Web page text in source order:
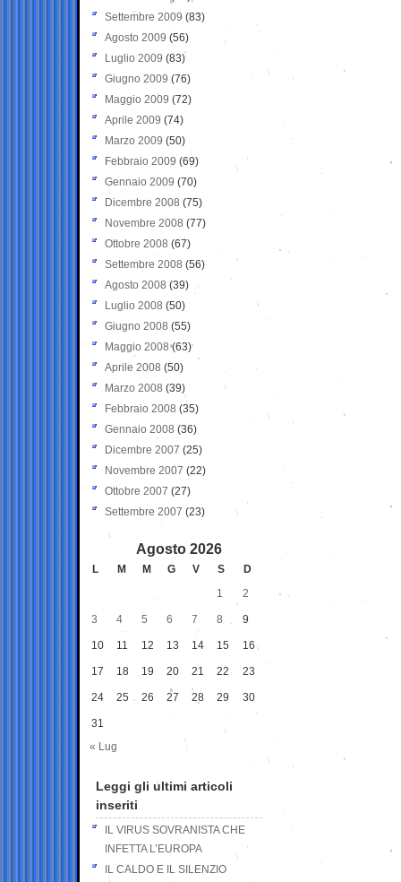
Settembre 2009 (83)
Agosto 2009 (56)
Luglio 2009 (83)
Giugno 2009 (76)
Maggio 2009 (72)
Aprile 2009 (74)
Marzo 2009 (50)
Febbraio 2009 (69)
Gennaio 2009 (70)
Dicembre 2008 (75)
Novembre 2008 (77)
Ottobre 2008 (67)
Settembre 2008 (56)
Agosto 2008 (39)
Luglio 2008 (50)
Giugno 2008 (55)
Maggio 2008(63)
Aprile 2008 (50)
Marzo 2008 (39)
Febbraio 2008 (35)
Gennaio 2008 (36)
Dicembre 2007 (25)
Novembre 2007 (22)
Ottobre 2007 (27)
Settembre 2007 (23)
Agosto 2026
L M M G V S
D
1
2
3 4 5 6 7 8 9
10 11 12 13 14 15 16
17 18 19 20 21 22 23
24 25 26 27 28 29 30
31
« Lug
Leggi gli ultimi articoli
inseriti
IL VIRUS SOVRANISTA CHE
INFETTA L’EUROPA
IL CALDO E IL SILENZIO